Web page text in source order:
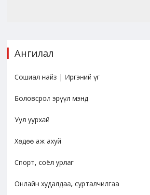
Ангилал
Сошиал найз | Иргэний үг
Боловсрол эрүүл мэнд
Уул уурхай
Хөдөө аж ахуй
Спорт, соёл урлаг
Онлайн худалдаа, сурталчилгаа